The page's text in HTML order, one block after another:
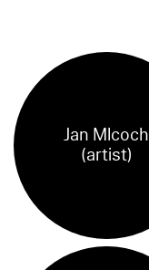
Jan Mlcoch
(artist)